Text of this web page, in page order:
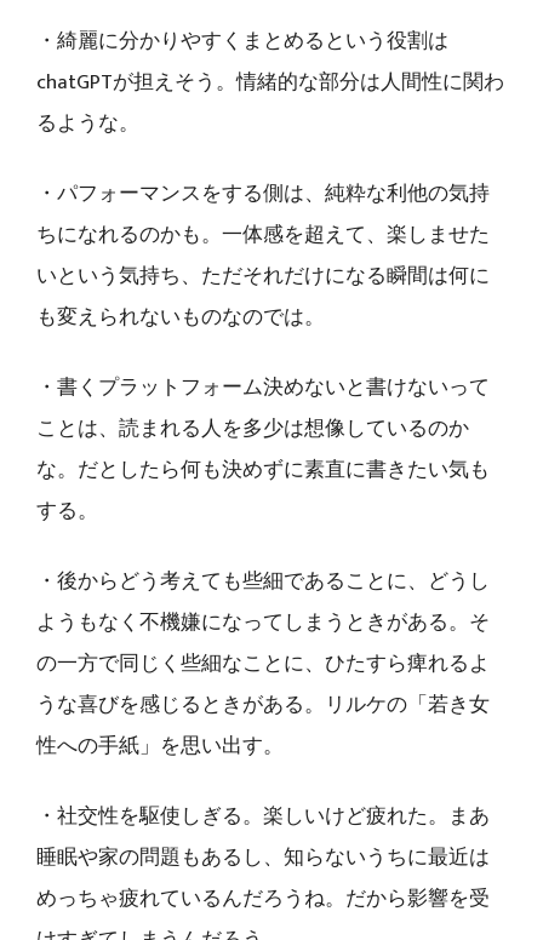
・綺麗に分かりやすくまとめるという役割は
chatGPTが担えそう。情緒的な部分は人間性に関わ
るような。
・パフォーマンスをする側は、純粋な利他の気持
ちになれるのかも。一体感を超えて、楽しませた
いという気持ち、ただそれだけになる瞬間は何に
も変えられないものなのでは。
・書くプラットフォーム決めないと書けないって
ことは、読まれる人を多少は想像しているのか
な。だとしたら何も決めずに素直に書きたい気も
する。
・後からどう考えても些細であることに、どうし
ようもなく不機嫌になってしまうときがある。そ
の一方で同じく些細なことに、ひたすら痺れるよ
うな喜びを感じるときがある。リルケの「若き女
性への手紙」を思い出す。
・社交性を駆使しぎる。楽しいけど疲れた。まあ
睡眠や家の問題もあるし、知らないうちに最近は
めっちゃ疲れているんだろうね。だから影響を受